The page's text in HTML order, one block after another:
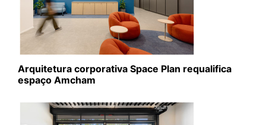
Arquitetura corporativa Space Plan requalifica
espaço Amcham